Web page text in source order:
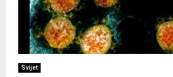
Svijet